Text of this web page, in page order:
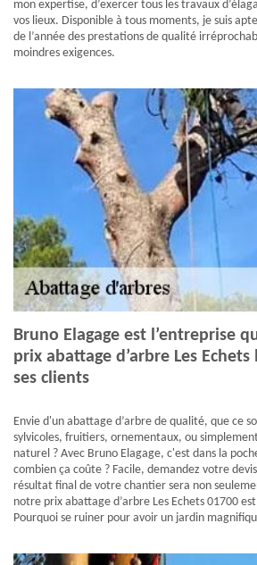
mon expertise, d’exercer tous les travaux
vos lieux. Disponible à tous moments, je suis
de l’année des prestations de qualité
moindres exigences.
Bruno Elagage est l’entreprise
prix abattage d’arbre Les
ses clients
Envie d'un abattage d’arbre de qualité, que ce
sylvicoles, fruitiers, ornementaux, ou
naturel ? Avec Bruno Elagage, c'est dans la
combien ça coûte ? Facile, demandez votre
résultat final de votre chantier sera non
notre prix abattage d’arbre Les Echets 01700
Pourquoi se ruiner pour avoir un jardin